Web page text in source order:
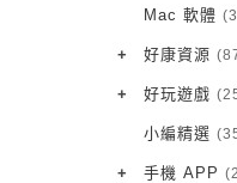
Mac 軟體
+ 好康資源
VPN 翻牆
免費資源
字體下載
+ 好玩遊戲
Android
iOS 遊戲
小編精選
+ 手機 APP